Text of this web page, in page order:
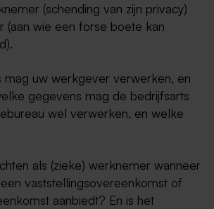
(schending van zijn privacy)
(aan wie een forse boete kan
mag uw werkgever verwerken, en
gegevens mag de bedrijfsarts
wel verwerken, en welke
als (zieke) werknemer wanneer
vaststellingsovereenkomst of
aanbiedt? En is het